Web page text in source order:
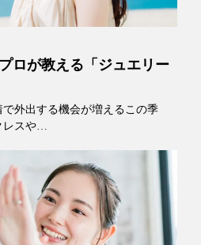
ロが教える「ジュエリー
外出する機会が増えるこの季
スや…